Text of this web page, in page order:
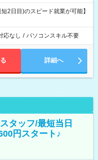
2日目)のスピード就業が可能】
応なし / パソコンスキル不要
詳細へ
タッフ/最短当日
円スタート♪